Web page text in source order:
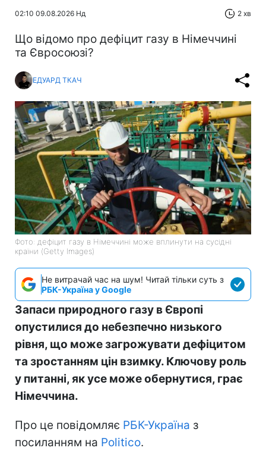
02:10 09.08.2026 Нд 2 хв
Що відомо про дефіцит газу в Німеччині
та Євросоюзі?
ЕДУАРД ТКАЧ
Фото: дефіцит газу в Німеччині може вплинути на сусідні
країни (Getty Images)
Не витрачай час на шум! Читай тільки суть з
РБК-Україна у Google
Запаси природного газу в Європі
опустилися до небезпечно низького
рівня, що може загрожувати дефіцитом
та зростанням цін взимку. Ключову роль
у питанні, як усе може обернутися, грає
Німеччина.
Про це повідомляє РБК-Україна з
посиланням на Politico.